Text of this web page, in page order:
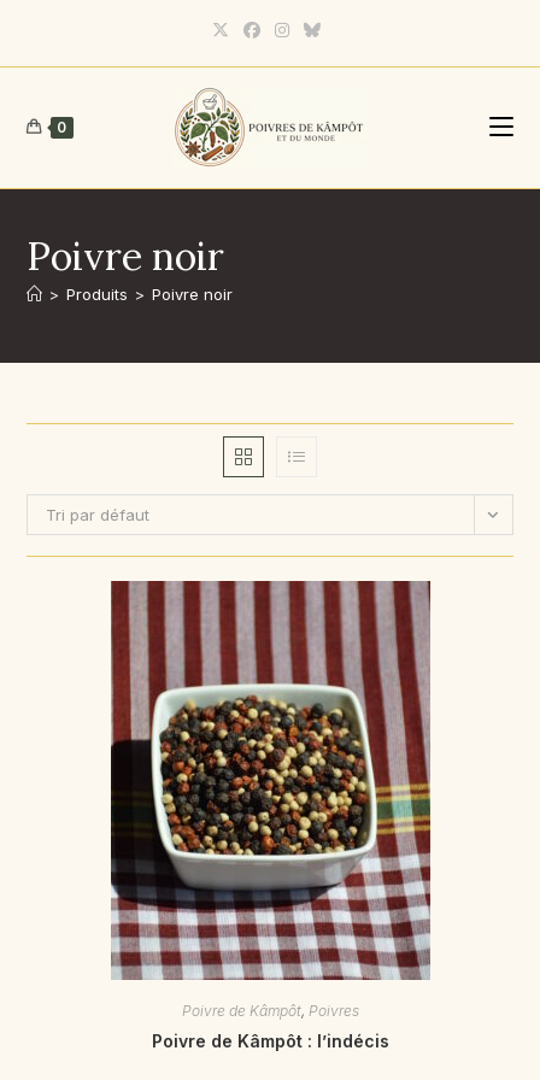
content
0
Poivre noir
> Produits > Poivre noir
Tri par défaut
Poivre de Kâmpôt, Poivres
Poivre de Kâmpôt : l’indécis